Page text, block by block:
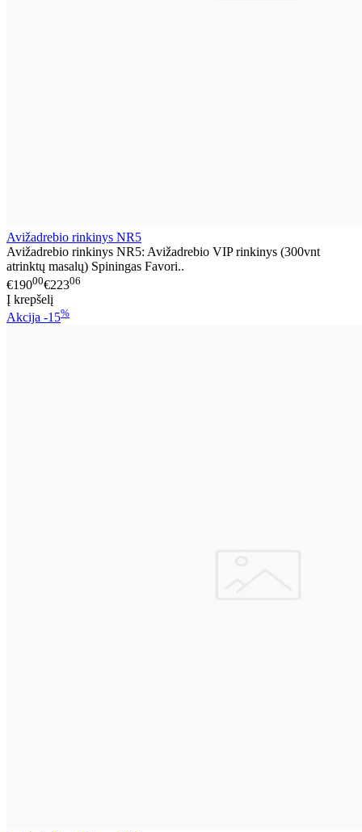
Avižadrebio rinkinys NR5
Avižadrebio rinkinys NR5: Avižadrebio VIP rinkinys (300vnt
atrinktų masalų) Spiningas Favori..
€19000€22306
Į krepšelį
Akcija -15%